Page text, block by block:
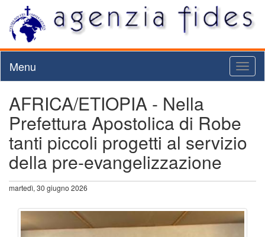
Menu
AFRICA/ETIOPIA - Nella
Prefettura Apostolica di Robe
tanti piccoli progetti al servizio
della pre-evangelizzazione
martedì, 30 giugno 2026